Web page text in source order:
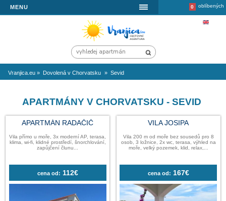
MENU
APARTMÁNY V CHORVATSKU -
APARTMÁN RADAČIČ
klima, wi-fi, klidné prostředí, šnorchlování,
zapůjčení člunu...
VILA
osob, 3 ložnice, 2x wc,
moře, velký pozemek,